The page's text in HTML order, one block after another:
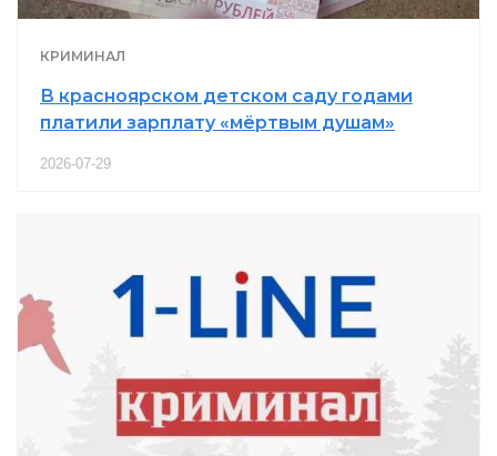
КРИМИНАЛ
В красноярском детском саду годами
платили зарплату «мёртвым душам»
2026-07-29